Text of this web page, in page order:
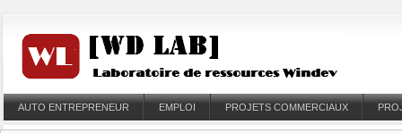
AUTO ENTREPRENEUR EMPLOI PROJETS COMMERCIAUX